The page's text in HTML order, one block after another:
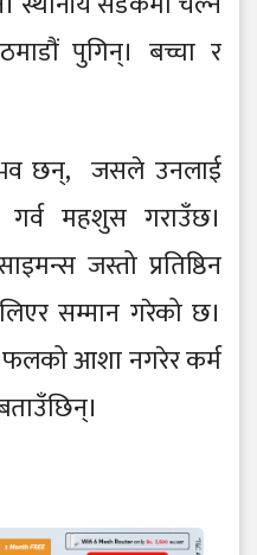
पुगिन्। बच्चा र
छन्, जसले उनलाई
महशुस गराउँछ।
जस्तो प्रतिष्ठिन
सम्मान गरेको छ।
आशा नगरेर कर्म